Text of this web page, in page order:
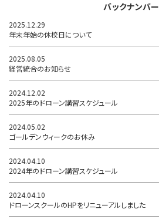
バックナンバー
2025.12.29
年末年始の休校日について
2025.08.05
経営統合のお知らせ
2024.12.02
2025年のドローン講習スケジュール
2024.05.02
ゴールデンウィークのお休み
2024.04.10
2024年のドローン講習スケジュール
2024.04.10
ドローンスクールのHPをリニューアルしました